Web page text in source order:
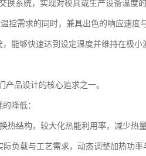
换系统，实现对模具或生产设备温度
控需求的同时，兼具出色的响应速度
能够快速达到设定温度并维持在极
品设计的核心追求之一。
降低：
热结构，较大化热能利用率，减少热
负载与工艺需求，动态调整加热功